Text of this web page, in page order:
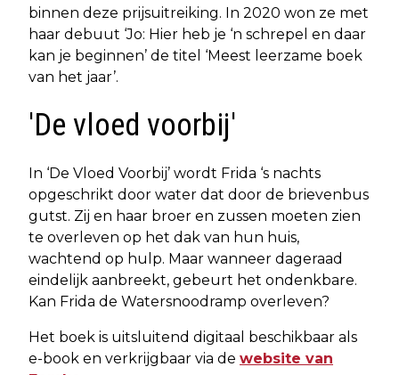
binnen deze prijsuitreiking. In 2020 won ze met
haar debuut ‘Jo: Hier heb je ‘n schrepel en daar
kan je beginnen’ de titel ‘Meest leerzame boek
van het jaar’.
'De vloed voorbij'
In ‘De Vloed Voorbij’ wordt Frida ‘s nachts
opgeschrikt door water dat door de brievenbus
gutst. Zij en haar broer en zussen moeten zien
te overleven op het dak van hun huis,
wachtend op hulp. Maar wanneer dageraad
eindelijk aanbreekt, gebeurt het ondenkbare.
Kan Frida de Watersnoodramp overleven?
Het boek is uitsluitend digitaal beschikbaar als
e-book en verkrijgbaar via de website van